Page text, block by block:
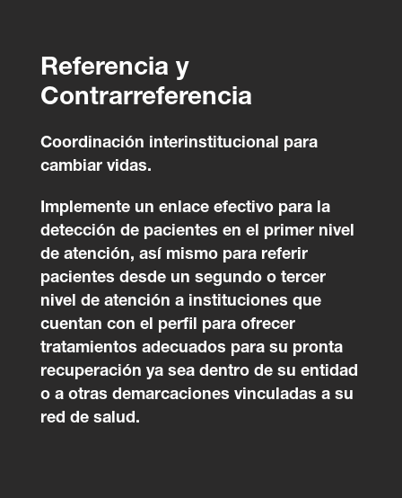
Referencia y
Contrarreferencia
Coordinación interinstitucional para
cambiar vidas.
Implemente un enlace efectivo para la
detección de pacientes en el primer nivel
de atención, así mismo para referir
pacientes desde un segundo o tercer
nivel de atención a instituciones que
cuentan con el perfil para ofrecer
tratamientos adecuados para su pronta
recuperación ya sea dentro de su entidad
o a otras demarcaciones vinculadas a su
red de salud.